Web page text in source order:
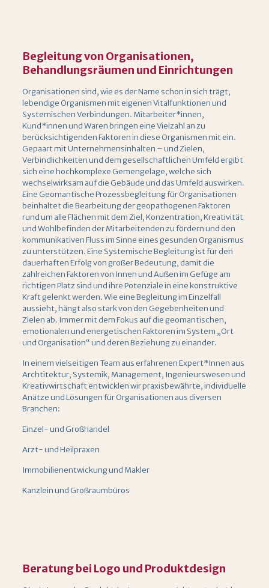
Begleitung von Organisationen,
Behandlungsräumen und Einrichtungen
Organisationen sind, wie es der Name schon in sich trägt,
lebendige Organismen mit eigenen Vitalfunktionen und
Systemischen Verbindungen. Mitarbeiter*innen,
Kund*innen und Waren bringen eine Vielzahl an zu
berücksichtigenden Faktoren in diese Organismen mit ein.
Gepaart mit Unternehmensinhalten – und Zielen,
Verbindlichkeiten und dem gesellschaftlichen Umfeld ergibt
sich eine hochkomplexe Gemengelage, welche sich
wechselwirksam auf die Gebäude und das Umfeld auswirken.
Eine Geomantische Prozessbegleitung für Organisationen
beinhaltet die Bearbeitung der geopathogenen Faktoren
rund um alle Flächen mit dem Ziel, Konzentration, Kreativität
und Wohlbefinden der Mitarbeitenden zu fördern und den
kommunikativen Fluss im Sinne eines gesunden Organismus
zu unterstützen. Eine Systemische Begleitung ist für den
dauerhaften Erfolg von großer Bedeutung, damit die
zahlreichen Faktoren von Innen und Außen im Gefüge am
richtigen Platz sind und ihre Potenziale in eine konstruktive
Kraft gelenkt werden. Wie eine Begleitung im Einzelfall
aussieht, hängt also stark von den Gegebenheiten und
Zielen ab. Immer mit dem Fokus auf die geomantischen,
emotionalen und energetischen Faktoren im System „Ort
und Organisation“ und deren Beziehung zu einander.
In einem vielseitigen Team aus erfahrenen Expert*Innen aus
Archtitektur, Systemik, Management, Ingenieurswesen und
Kreativwirtschaft entwicklen wir praxisbewährte, individuelle
Anätze und Lösungen für Organisationen aus diversen
Branchen:
Einzel- und Großhandel
Arzt- und Heilpraxen
Immobilienentwickung und Makler
Kanzlein und Großraumbüros
Beratung bei Logo und Produktdesign